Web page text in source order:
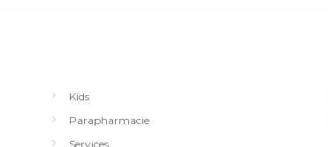
Kids
Parapharmacie
Services